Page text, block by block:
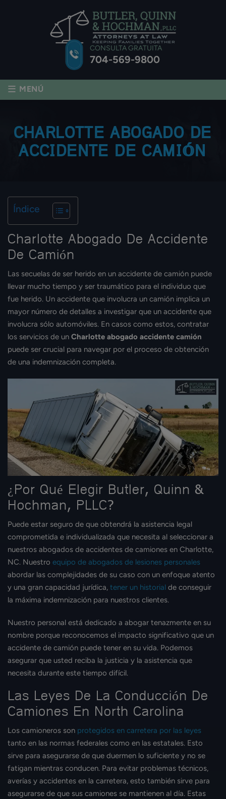
CONSULTA GRATUITA
704-569-9800
≡ MENÚ
CHARLOTTE ABOGADO DE
ACCIDENTE DE CAMIÓN
Índice
Charlotte Abogado De Accidente
De Camión
Las secuelas de ser herido en un accidente de camión puede
llevar mucho tiempo y ser traumático para el individuo que
fue herido. Un accidente que involucra un camión implica un
mayor número de detalles a investigar que un accidente que
involucra sólo automóviles. En casos como estos, contratar
los servicios de un Charlotte abogado accidente camión
puede ser crucial para navegar por el proceso de obtención
de una indemnización completa.
¿Por Qué Elegir Butler, Quinn &
Hochman, PLLC?
Puede estar seguro de que obtendrá la asistencia legal
comprometida e individualizada que necesita al seleccionar a
nuestros abogados de accidentes de camiones en Charlotte,
NC. Nuestro equipo de abogados de lesiones personales
abordar las complejidades de su caso con un enfoque atento
y una gran capacidad jurídica, tener un historial de conseguir
la máxima indemnización para nuestros clientes.
Nuestro personal está dedicado a abogar tenazmente en su
nombre porque reconocemos el impacto significativo que un
accidente de camión puede tener en su vida. Podemos
asegurar que usted reciba la justicia y la asistencia que
necesita durante este tiempo difícil.
Las Leyes De La Conducción De
Camiones En North Carolina
Los camioneros son protegidos en carretera por las leyes
tanto en las normas federales como en las estatales. Esto
sirve para asegurarse de que duermen lo suficiente y no se
fatigan mientras conducen. Para evitar problemas técnicos,
averías y accidentes en la carretera, esto también sirve para
asegurarse de que sus camiones se mantienen al día. Estas